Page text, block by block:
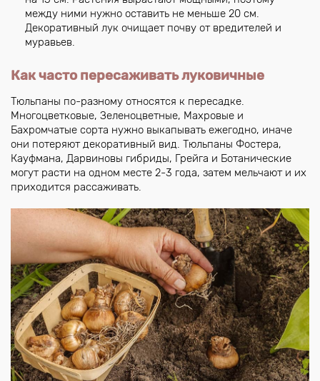
между ними нужно оставить не меньше 20 см.
Декоративный лук очищает почву от вредителей и
муравьев.
Как часто пересаживать луковичные
Тюльпаны по-разному относятся к пересадке.
Многоцветковые, Зеленоцветные, Махровые и
Бахромчатые сорта нужно выкапывать ежегодно, иначе
они потеряют декоративный вид. Тюльпаны Фостера,
Кауфмана, Дарвиновы гибриды, Грейга и Ботанические
могут расти на одном месте 2-3 года, затем мельчают и их
приходится рассаживать.